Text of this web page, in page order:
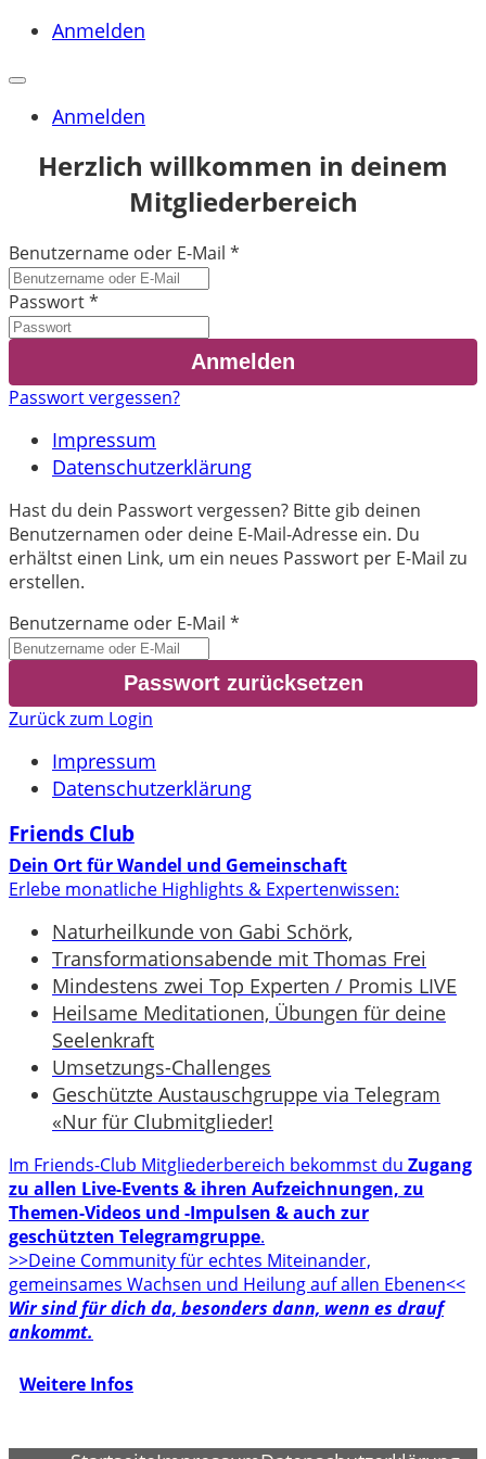
Anmelden
Anmelden
Herzlich willkommen in deinem
Mitgliederbereich
Benutzername oder E-Mail *
Passwort*
Passwort vergessen?
Impressum
Datenschutzerklärung
Hast du dein Passwort vergessen? Bitte gib deinen
Benutzernamen oder deine E-Mail-Adresse ein. Du
erhältst einen Link, um ein neues Passwort per E-Mail zu
erstellen.
Benutzername oder E-Mail *
Zurück zum Login
Impressum
Datenschutzerklärung
Friends Club
Dein Ort für Wandel und Gemeinschaft
Erlebe monatliche Highlights & Expertenwissen:
Naturheilkunde von Gabi Schörk,
Transformationsabende mit Thomas Frei
Mindestens zwei Top Experten / Promis LIVE
Heilsame Meditationen, Übungen für deine
Seelenkraft
Umsetzungs-Challenges
Geschützte Austauschgruppe via Telegram
«Nur für Clubmitglieder!
Im Friends-Club Mitgliederbereich bekommst du Zugang
zu allen Live-Events & ihren Aufzeichnungen, zu
Themen-Videos und -Impulsen & auch zur
geschützten Telegramgruppe.
>>Deine Community für echtes Miteinander,
gemeinsames Wachsen und Heilung auf allen Ebenen<<
Wir sind für dich da, besonders dann, wenn es drauf
ankommt.
Weitere Infos